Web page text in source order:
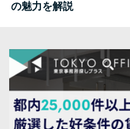
の魅力を解説